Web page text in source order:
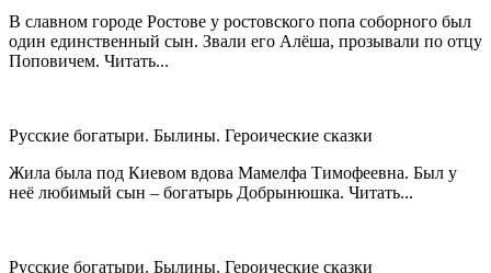
В славном городе Ростове у ростовского попа соборного был
один единственный сын. Звали его Алёша, прозывали по отцу
Поповичем. Читать...
Русские богатыри. Былины. Героические сказки
Жила была под Киевом вдова Мамелфа Тимофеевна. Был у
неё любимый сын – богатырь Добрынюшка. Читать...
Русские богатыри. Былины. Героические сказки